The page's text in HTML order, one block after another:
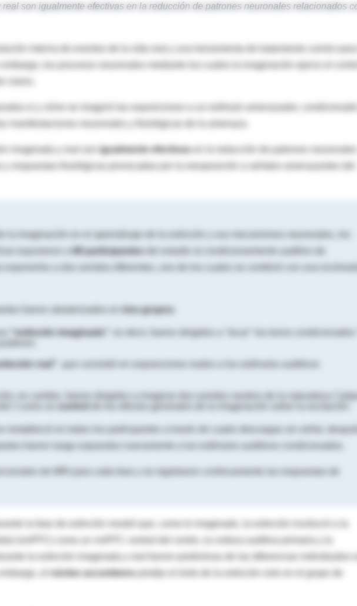
son igualmente efectivas en la reducción de patrones neuronales relacionados
interna de eventos de la vida real y una herramienta de tratamiento común para
embargo, los procesos neuronales mediante los cuales la imaginación ejerce el control
claros.
si y cómo se imaginó las exposiciones a un estímulo amenazador, condicionado
manifestaciones neuronales y fisiológicas de la amenaza.
imaginada y real son igualmente efectivas
y respuestas fisiológicas provocadas por la reexposición a señales amenazantes del
la imaginación en el aprendizaje de la extinción y sus mecanismos neuronales, los
expusieron a
68 participantes
tres grupos
"extinción imaginada"
real"
en cambio, fueron dirigidos a imaginar dos sonidos neutros de la naturaleza
restableció en todos los participantes a través de cuatro descargas sin señal,
fueron luego expuestos nuevamente a los estímulos auditivos condicionados.
de MRI para cada fase y se registraron continuamente las respuestas de
la fase de extinción mostró que, como lo imaginado, la extinción involucró a la
la extinción imaginada y real fueron predictivas de las diferencias individuales
el
núcleo accumbens
predijo el éxito de la extinción solo en el grupo de